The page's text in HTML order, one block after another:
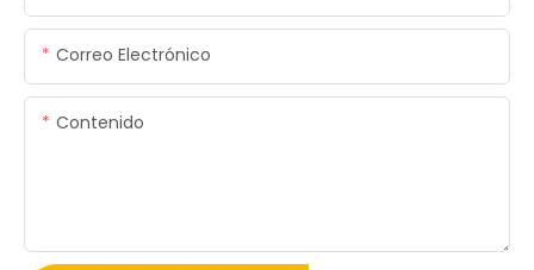
Correo Electrónico
Contenido